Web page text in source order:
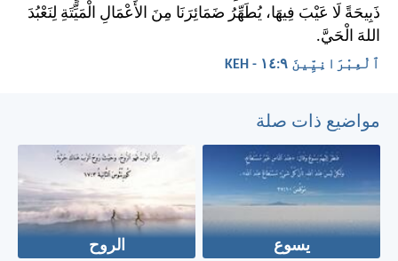
ذَبِيحَةً لَا عَيْبَ فِيهَا، يُطَهِّرُ ضَمَائِرَنَا مِنَ الأَعْمَالِ الْمَيِّتَةِ لِنَعْبُدَ
اللهَ الْحَيَّ.
ٱلْعِبْرَانِيِّينَ ٩:‏١٤ - KEH
مواضيع ذات صلة
يسوع الروح